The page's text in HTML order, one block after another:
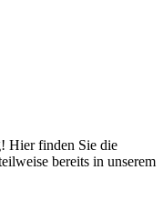
Hier finden Sie die
bereits in unserem